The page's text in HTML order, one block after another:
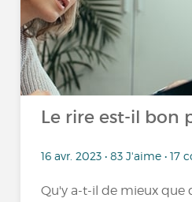
Le rire est-il bon
16 avr. 2023 • 83 J'aime •
Qu'y a-t-il de mieux que